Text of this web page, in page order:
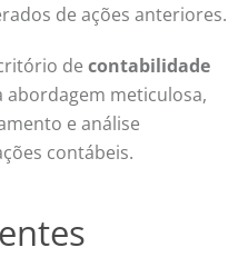
de ações anteriores.
de contabilidade
abordagem meticulosa,
e análise
contábeis.